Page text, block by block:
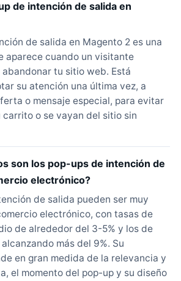
de intención de salida en
de salida en Magento 2 es una
aparece cuando un visitante
tu sitio web. Está
su atención una última vez, a
o mensaje especial, para evitar
carrito o se vayan del sitio sin
son los pop-ups de intención de
electrónico?
de salida pueden ser muy
electrónico, con tasas de
de alrededor del 3-5% y los de
más del 9%. Su
en gran medida de la relevancia y
el momento del pop-up y su diseño